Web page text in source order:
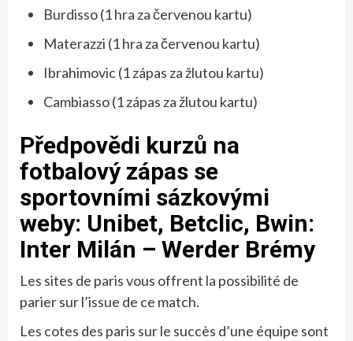
Burdisso (1 hra za červenou kartu)
Materazzi (1 hra za červenou kartu)
Ibrahimovic (1 zápas za žlutou kartu)
Cambiasso (1 zápas za žlutou kartu)
Předpovědi kurzů na
fotbalový zápas se
sportovními sázkovými
weby: Unibet, Betclic, Bwin:
Inter Milán – Werder Brémy
Les sites de paris vous offrent la possibilité de
parier sur l’issue de ce match.
Les cotes des paris sur le succès d’une équipe sont